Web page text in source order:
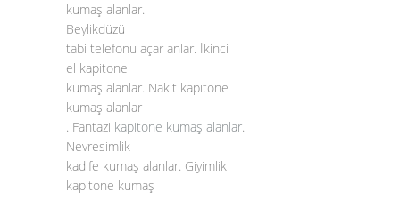
kumaş alanlar.
Beylikdüzü
tabi telefonu açar anlar. İkinci
el kapitone
kumaş alanlar. Nakit kapitone
kumaş alanlar
. Fantazi kapitone kumaş alanlar.
Nevresimlik
kadife kumaş alanlar. Giyimlik
kapitone kumaş